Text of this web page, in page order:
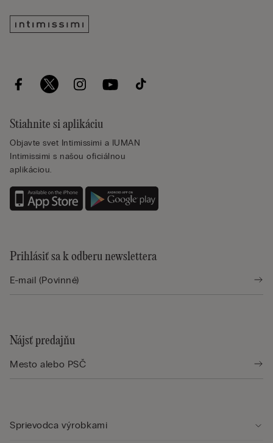
Stiahnite si aplikáciu
Objavte svet Intimissimi a IUMAN
Intimissimi s našou oficiálnou
aplikáciou.
Prihlásiť sa k odberu newslettera
Nájsť predajňu
Sprievodca výrobkami